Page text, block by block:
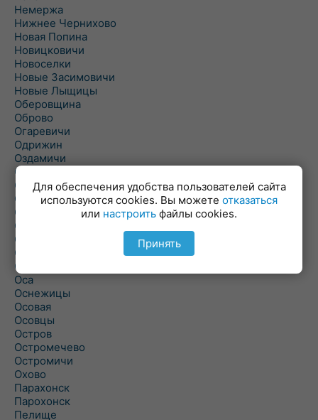
Немержа
Нижнее Чернихово
Новая Попина
Новицковичи
Новоселки
Новые Засимовичи
Новые Лыщицы
Оберовщина
Оброво
Огаревичи
Одрижин
Оздамичи
Озяты
Олтуш
Ольманы
Ольпень
Ольшаны
Омельная
Ополь
Орехово
Оса
Оснежицы
Осовая
Осовцы
Остров
Остромечево
Остромичи
Охово
Парахонск
Парохонск
Пелище
Для обеспечения удобства пользователей сайта
используются cookies. Вы можете отказаться
или настроить файлы cookies.
Принять